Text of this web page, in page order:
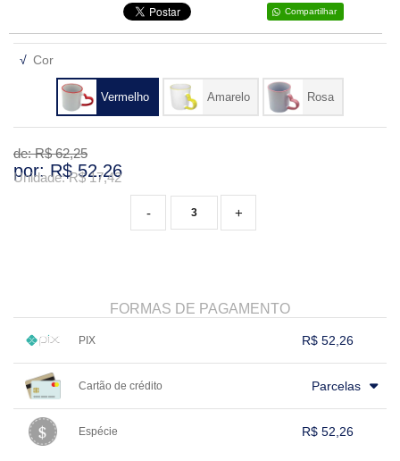
Compartilhar
√ Cor
Vermelho Amarelo Rosa
de: R$62,25
por: R$52,26
Unidade: R$17,42
+
-
FORMAS DE PAGAMENTO
PIX R$ 52,26
..
Cartão de crédito Parcelas
...
Espécie R$ 52,26